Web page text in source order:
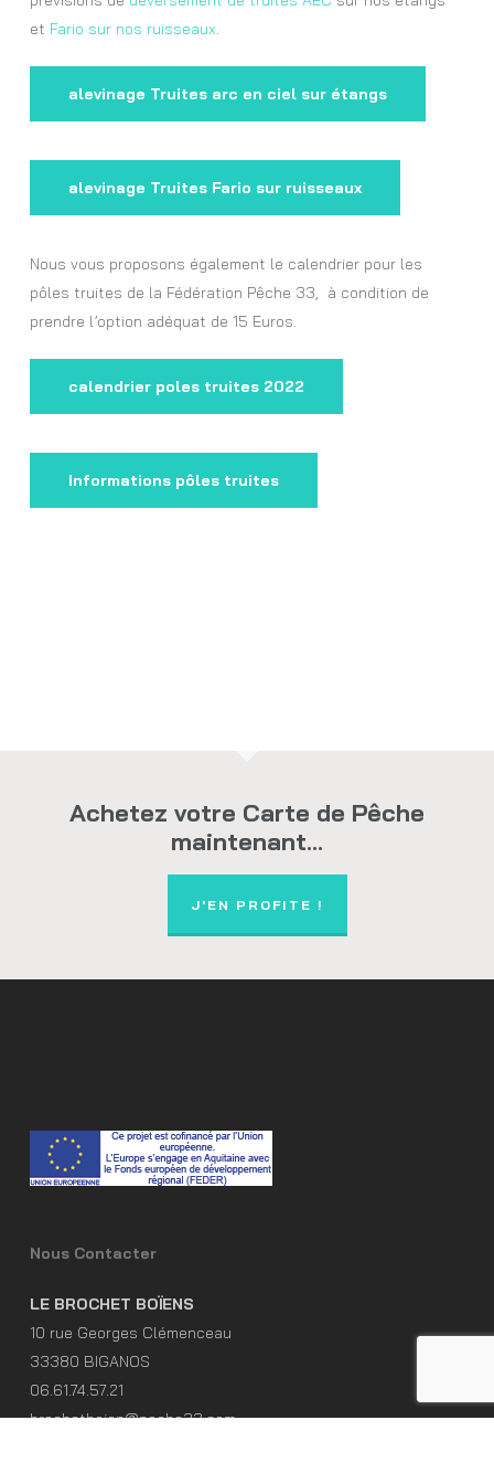
et Fario sur nos ruisseaux.
alevinage Truites arc en ciel sur étangs
alevinage Truites Fario sur ruisseaux
Nous vous proposons également le calendrier pour les
pôles truites de la Fédération Pêche 33, à condition de
prendre l’option adéquat de 15 Euros.
calendrier poles truites 2022
Informations pôles truites
Achetez votre Carte de Pêche
maintenant...
J'EN PROFITE !
Nous Contacter
LE BROCHET BOÏENS
10 rue Georges Clémenceau
33380 BIGANOS
06.61.74.57.21
brochetboien@peche33.com